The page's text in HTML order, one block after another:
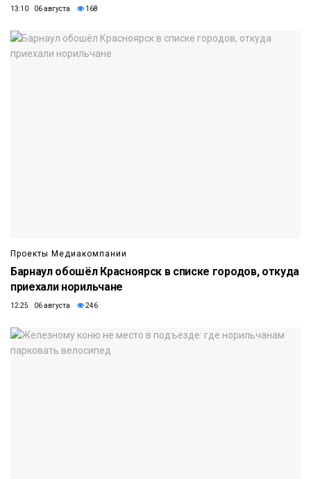
13:10 06 августа 168
Проекты Медиакомпании
Барнаул обошёл Красноярск в списке городов, откуда
приехали норильчане
12:25 06 августа 246